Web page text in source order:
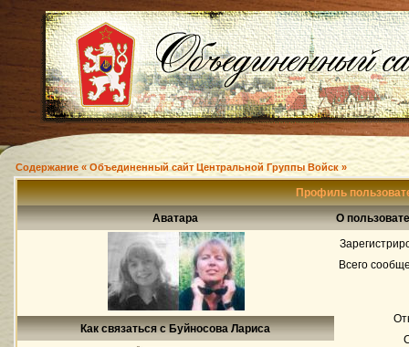
Содержание « Объединенный сайт Центральной Группы Войск »
Профиль
Аватара
О
Всего
Как связаться с Буйносова Лариса